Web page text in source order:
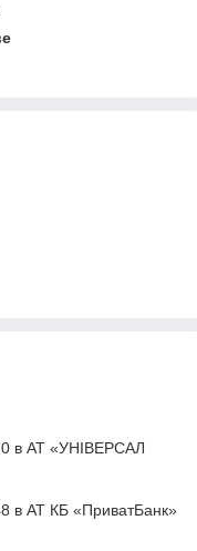
в АТ «УНІВЕРСАЛ
в АТ КБ «ПриватБанк»